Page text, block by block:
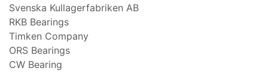
Svenska Kullagerfabriken AB
RKB Bearings
Timken Company
ORS Bearings
CW Bearing